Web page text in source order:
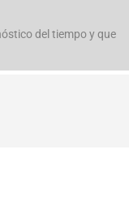
del tiempo y que